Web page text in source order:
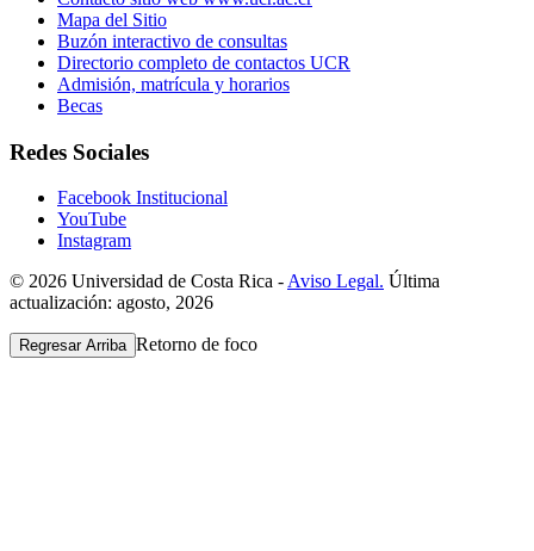
Mapa del Sitio
Buzón interactivo de consultas
Directorio completo de contactos UCR
Admisión, matrícula y horarios
Becas
Redes Sociales
Facebook Institucional
YouTube
Instagram
© 2026 Universidad de Costa Rica - Aviso Legal. Última
actualización: agosto, 2026
Regresar Arriba Retorno de foco